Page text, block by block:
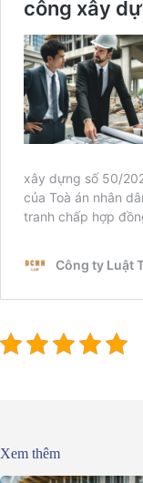
Xem thêm